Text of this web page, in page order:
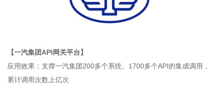
【一汽集团API网关平台】
应用效果：支撑一汽集团200多个系统、1700多个API的集成调用，
累计调用次数上亿次